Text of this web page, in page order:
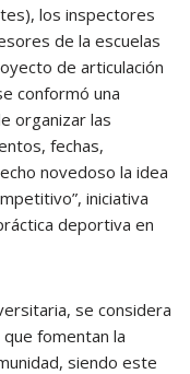
los inspectores
de la escuelas
de articulación
conformó una
organizar las
fechas,
novedoso la idea
iniciativa
deportiva en
se considera
fomentan la
siendo este